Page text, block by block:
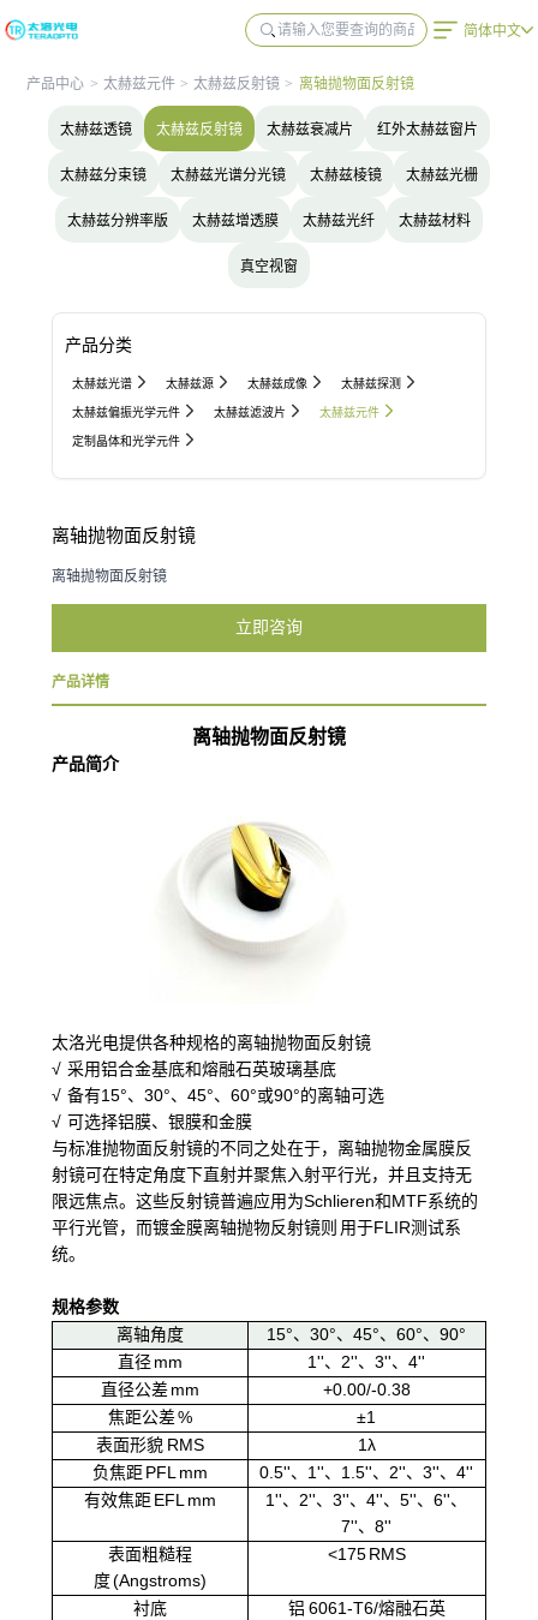
简体中文
产品中心 > 太赫兹元件 > 太赫兹反射镜 > 离轴抛物面反射镜
太赫兹透镜 太赫兹反射镜 太赫兹衰减片 红外太赫兹窗片
太赫兹分束镜 太赫兹光谱分光镜 太赫兹棱镜 太赫兹光栅
太赫兹分辨率版 太赫兹增透膜 太赫兹光纤 太赫兹材料
真空视窗
产品分类
太赫兹光谱 太赫兹源 太赫兹成像 太赫兹探测
太赫兹偏振光学元件 太赫兹滤波片 太赫兹元件
定制晶体和光学元件
离轴抛物面反射镜
离轴抛物面反射镜
立即咨询
产品详情
离轴抛物面反射镜
产品简介
太洛光电提供各种规格的离轴抛物面反射镜
√ 采用铝合金基底和熔融石英玻璃基底
√ 备有15°、30°、45°、60°或90°的离轴可选
√ 可选择铝膜、银膜和金膜
与标准抛物面反射镜的不同之处在于，离轴抛物金属膜反
射镜可在特定角度下直射并聚焦入射平行光，并且支持无
限远焦点。这些反射镜普遍应用为Schlieren和MTF系统的
平行光管，而镀金膜离轴抛物反射镜则 用于FLIR测试系
统。
规格参数
离轴角度
15°、30°、45°、60°、90°
直径 mm
1''、2''、3''、4''
直径公差 mm
+0.00/-0.38
焦距公差 %
±1
表面形貌 RMS
1λ
负焦距 PFL mm
0.5''、1''、1.5''、2''、3''、4''
有效焦距 EFL mm
1''、2''、3''、4''、5''、6''、
7''、8''
表面粗糙程
度 (Angstroms)
<175 RMS
衬底
铝 6061-T6/熔融石英